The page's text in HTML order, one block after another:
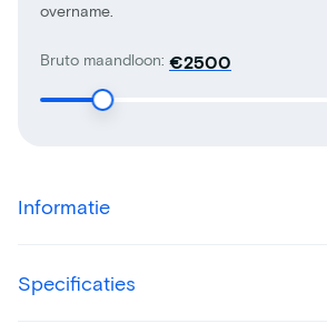
Bruto maandloon: €
overname.
Informatie
Specificaties